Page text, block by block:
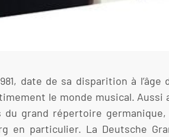
date de sa disparition à
le monde musical. Aussi
du grand répertoire
en particulier. La Deutsche